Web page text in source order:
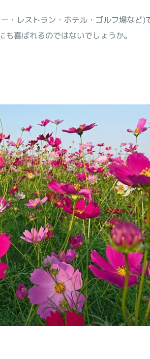
・レストラン・ホテル・ゴルフ場など)
喜ばれるのではないでしょうか。